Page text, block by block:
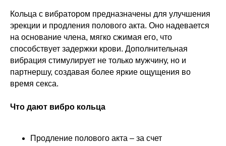
Кольца с вибратором предназначены для улучшения
эрекции и продления полового акта. Оно надевается
на основание члена, мягко сжимая его, что
способствует задержки крови. Дополнительная
вибрация стимулирует не только мужчину, но и
партнершу, создавая более яркие ощущения во
время секса.
Что дают вибро кольца
Продление полового акта – за счет